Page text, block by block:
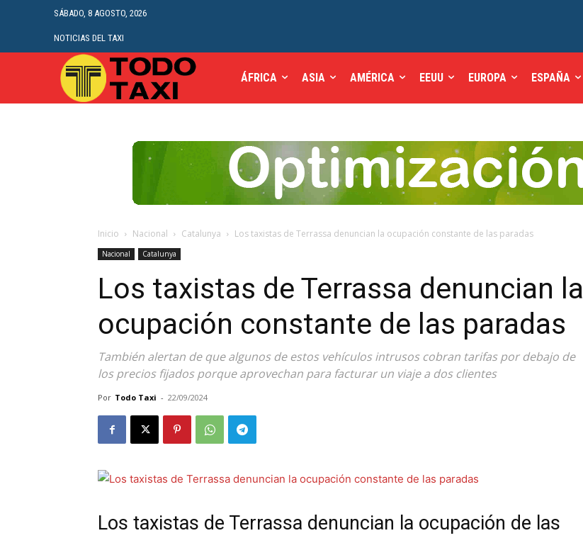
SÁBADO, 8 AGOSTO, 2026
NOTICIAS DEL TAXI
ÁFRICA ASIA AMÉRICA EEUU EUROPA ESPAÑA
Inicio Nacional Catalunya Los taxistas de Terrassa denuncian la ocupación constante de las paradas
Nacional Catalunya
Los taxistas de Terrassa denuncian la
ocupación constante de las paradas
También alertan de que algunos de estos vehículos intrusos cobran tarifas por debajo de
los precios fijados porque aprovechan para facturar un viaje a dos clientes
Por Todo Taxi - 22/09/2024
Los taxistas de Terrassa denuncian la ocupación de las